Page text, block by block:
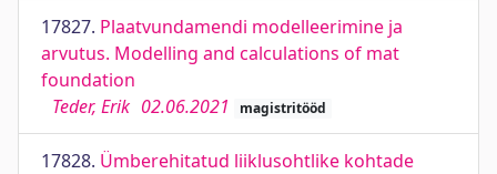
17827. Plaatvundamendi modelleerimine ja
arvutus. Modelling and calculations of mat
foundation
Teder, Erik 02.06.2021 magistritööd
17828. Ümberehitatud liiklusohtlike kohtade